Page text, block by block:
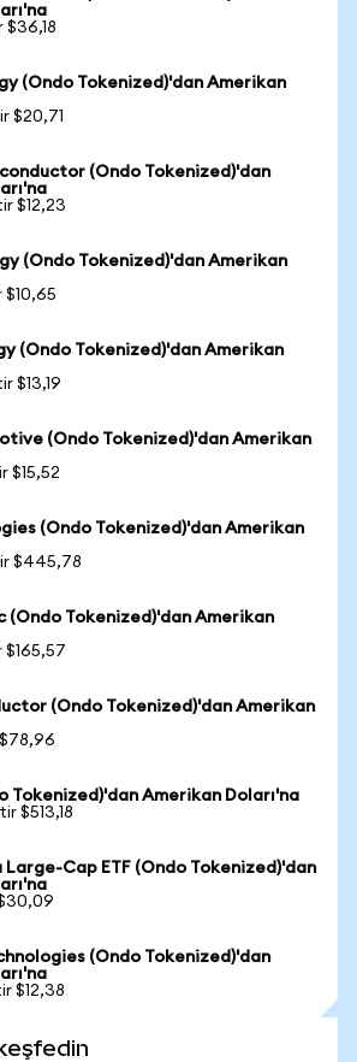
$36,18
(Ondo Tokenized)'dan Amerikan
$20,71
(Ondo Tokenized)'dan
$12,23
(Ondo Tokenized)'dan Amerikan
$10,65
(Ondo Tokenized)'dan Amerikan
$13,19
(Ondo Tokenized)'dan Amerikan
$15,52
(Ondo Tokenized)'dan Amerikan
$445,78
(Ondo Tokenized)'dan Amerikan
$165,57
(Ondo Tokenized)'dan Amerikan
Tokenized)'dan Amerikan Doları'na
$513,18
Large-Cap ETF (Ondo Tokenized)'dan
(Ondo Tokenized)'dan
$12,38